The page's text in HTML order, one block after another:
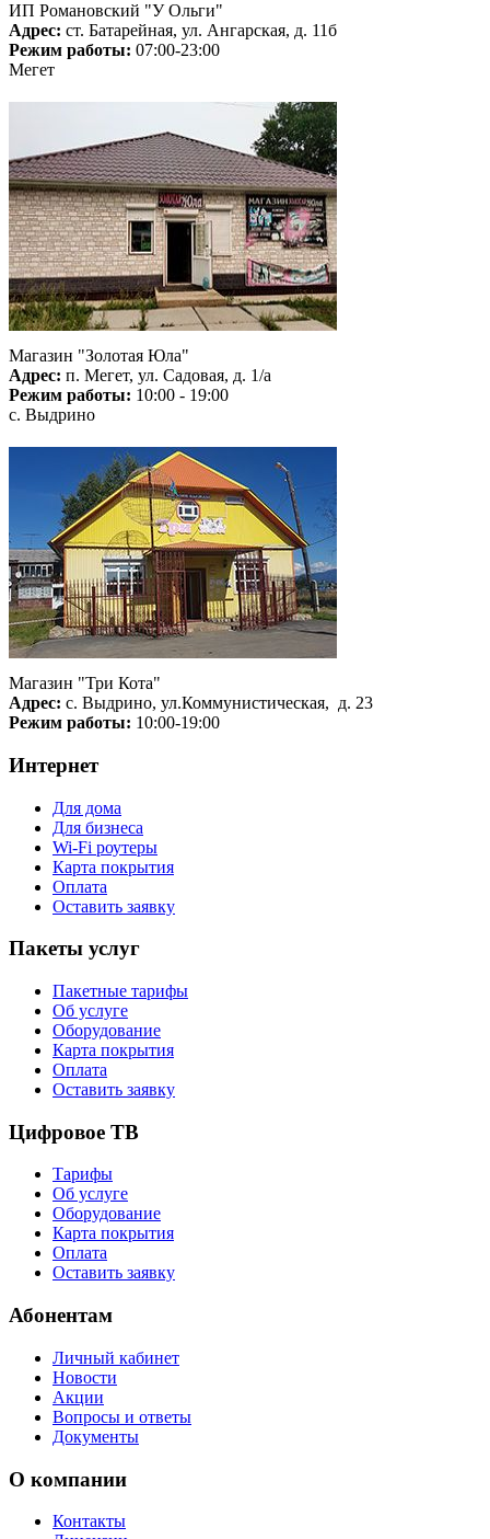
ИП Романовский "У Ольги"
Адрес: ст. Батарейная, ул. Ангарская, д. 11б
Режим работы: 07:00-23:00
Мегет
Магазин "Золотая Юла"
Адрес: п. Мегет, ул. Садовая, д. 1/а
Режим работы: 10:00 - 19:00
с. Выдрино
Магазин "Три Кота"
Адрес: с. Выдрино, ул.Коммунистическая, д. 23
Режим работы: 10:00-19:00
Интернет
Для дома
Для бизнеса
Wi-Fi роутеры
Карта покрытия
Оплата
Оставить заявку
Пакеты услуг
Пакетные тарифы
Об услуге
Оборудование
Карта покрытия
Оплата
Оставить заявку
Цифровое ТВ
Тарифы
Об услуге
Оборудование
Карта покрытия
Оплата
Оставить заявку
Абонентам
Личный кабинет
Новости
Акции
Вопросы и ответы
Документы
О компании
Контакты